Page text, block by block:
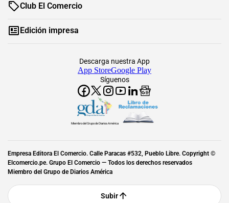
Club El Comercio
Edición impresa
Síguenos
Descarga nuestra App
App StoreGoogle Play
Miembro del Grupo de Diarios América
Empresa Editora El Comercio. Calle Paracas #532, Pueblo Libre. Copyright ©
Elcomercio.pe. Grupo El Comercio — Todos los derechos reservados
Miembro del Grupo de Diarios América
Subir